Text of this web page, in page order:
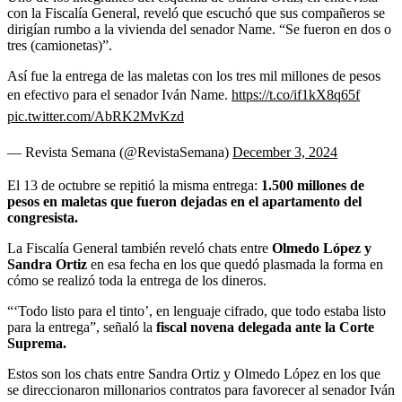
con la Fiscalía General, reveló que escuchó que sus compañeros se
dirigían rumbo a la vivienda del senador Name. “Se fueron en dos o
tres (camionetas)”.
Así fue la entrega de las maletas con los tres mil millones de pesos
en efectivo para el senador Iván Name. https://t.co/if1kX8q65f
pic.twitter.com/AbRK2MvKzd
— Revista Semana (@RevistaSemana) December 3, 2024
El 13 de octubre se repitió la misma entrega: 1.500 millones de
pesos en maletas que fueron dejadas en el apartamento del
congresista.
La Fiscalía General también reveló chats entre Olmedo López y
Sandra Ortiz en esa fecha en los que quedó plasmada la forma en
cómo se realizó toda la entrega de los dineros.
“‘Todo listo para el tinto’, en lenguaje cifrado, que todo estaba listo
para la entrega”, señaló la fiscal novena delegada ante la Corte
Suprema.
Estos son los chats entre Sandra Ortiz y Olmedo López en los que
se direccionaron millonarios contratos para favorecer al senador Iván